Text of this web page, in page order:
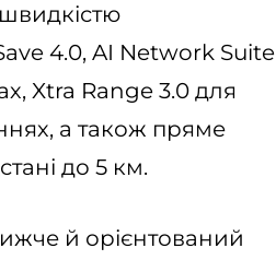
4.0, AI Network Suite
Xtra Range 3.0 для
а також пряме
до 5 км.
й орієнтований